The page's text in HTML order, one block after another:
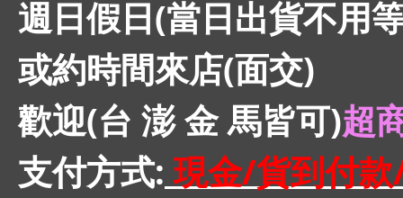
週日假日(當日出貨不用
或約時間來店(面交)
歡迎(台 澎 金 馬皆可)超
支付方式: 現金/貨到付